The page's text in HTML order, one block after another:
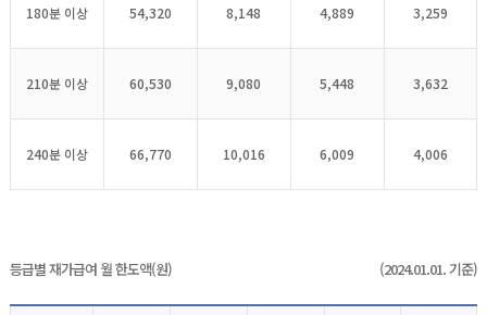
180분 이상 54,320 8,148 4,889 3,259
210분 이상 60,530 9,080 5,448 3,632
240분 이상 66,770 10,016 6,009 4,006
등급별 재가급여 월 한도액(원) (2024.01.01. 기준)